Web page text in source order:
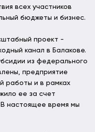
всех участников
бюджеты и бизнес.
проект -
канал в Балакове.
из федерального
предприятие
работы и в рамках
ее за счет
настоящее время мы